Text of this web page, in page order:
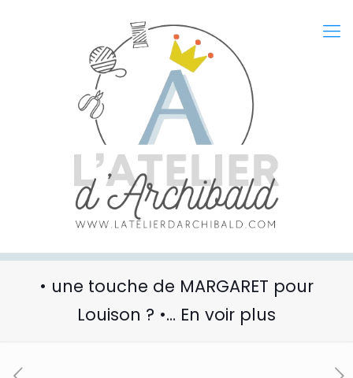
• une touche de MARGARET pour
Louison ? •… En voir plus